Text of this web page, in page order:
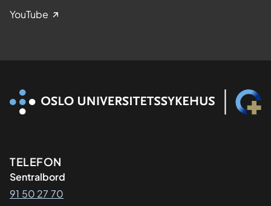
YouTube
Kontaktinformasjon
TELEFON
Sentralbord
91 50 27 70